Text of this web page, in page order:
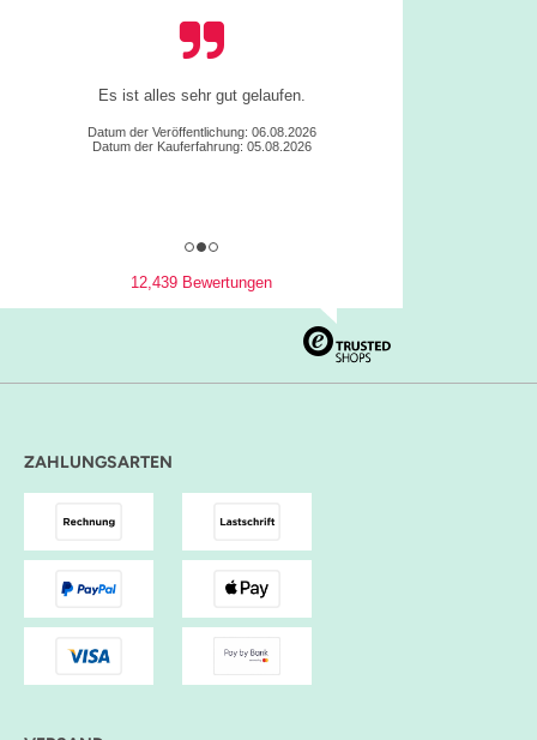
Es ist alles sehr gut gelaufen.
Datum der Veröffentlichung: 06.08.2026
Datum der Kauferfahrung: 05.08.2026
12,439 Bewertungen
ZAHLUNGSARTEN